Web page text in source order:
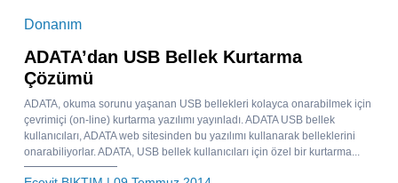
Donanım
ADATA’dan USB Bellek Kurtarma
Çözümü
ADATA, okuma sorunu yaşanan USB bellekleri kolayca onarabilmek için
çevrimiçi (on-line) kurtarma yazılımı yayınladı. ADATA USB bellek
kullanıcıları, ADATA web sitesinden bu yazılımı kullanarak belleklerini
onarabiliyorlar. ADATA, USB bellek kullanıcıları için özel bir kurtarma...